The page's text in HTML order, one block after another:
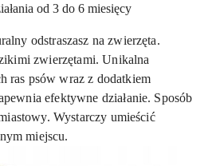
od 3 do 6 miesięcy
odstraszasz na zwierzęta.
zwierzętami. Unikalna
ras psów wraz z dodatkiem
efektywne działanie. Sposób
Wystarczy umieścić
miejscu.